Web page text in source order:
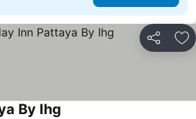
Compartir
By Ihg